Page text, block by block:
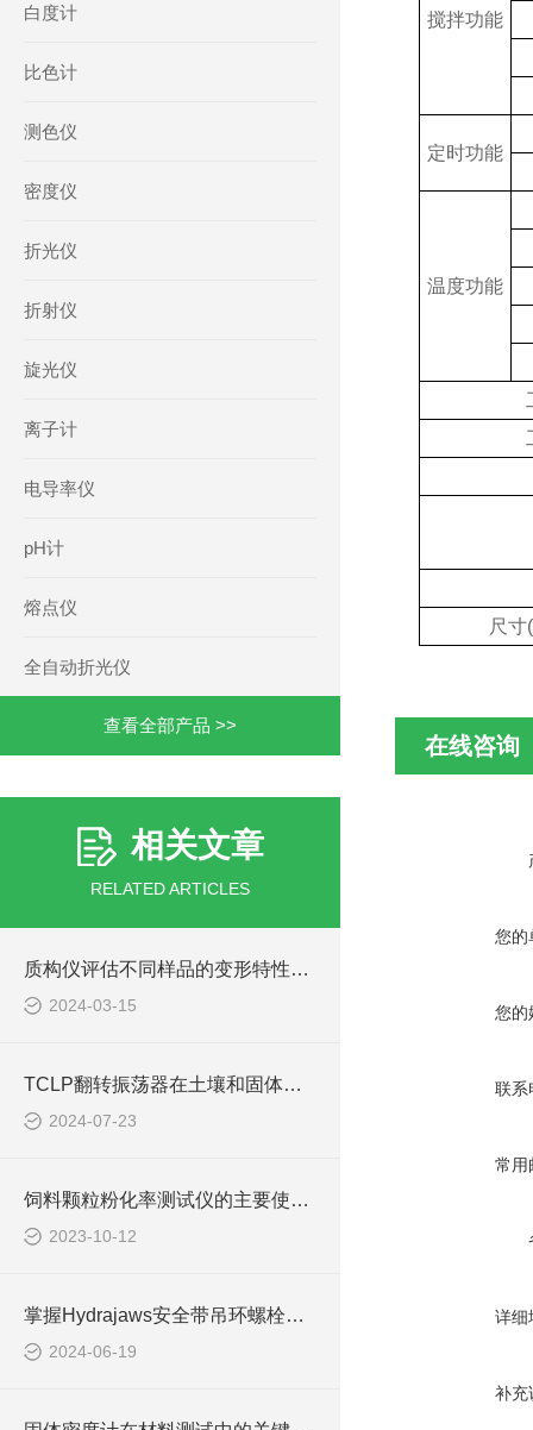
白度计
比色计
测色仪
密度仪
折光仪
折射仪
旋光仪
离子计
电导率仪
pH计
熔点仪
全自动折光仪
查看全部产品 >>
相关文章
RELATED ARTICLES
质构仪评估不同样品的变形特性与弹性表现
2024-03-15
TCLP翻转振荡器在土壤和固体废物测试中的作用
2024-07-23
饲料颗粒粉化率测试仪的主要使用说明
2023-10-12
掌握Hydrajaws安全带吊环螺栓测试仪的操作技巧
2024-06-19
搅拌功能
定时功能
温度功能
尺寸
在线咨询
您的
您的
联系
常用
详细
补充